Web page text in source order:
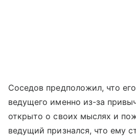
Соседов предположил, что
ведущего именно из-за
открыто о своих мыслях и
ведущий признался, что ему